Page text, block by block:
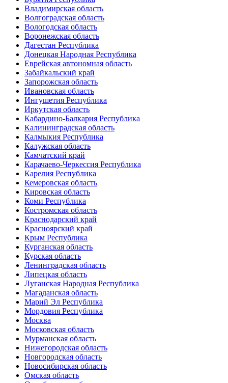
Владимирская область
Волгоградская область
Вологодская область
Воронежская область
Дагестан Республика
Донецкая Народная Республика
Еврейская автономная область
Забайкальский край
Запорожская область
Ивановская область
Ингушетия Республика
Иркутская область
Кабардино-Балкария Республика
Калининградская область
Калмыкия Республика
Калужская область
Камчатский край
Карачаево-Черкессия Республика
Карелия Республика
Кемеровская область
Кировская область
Коми Республика
Костромская область
Краснодарский край
Красноярский край
Крым Республика
Курганская область
Курская область
Ленинградская область
Липецкая область
Луганская Народная Республика
Магаданская область
Марий Эл Республика
Мордовия Республика
Москва
Московская область
Мурманская область
Нижегородская область
Новгородская область
Новосибирская область
Омская область